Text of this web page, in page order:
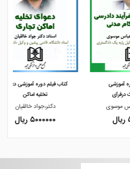
مشاهده و خرید
کتاب فیلم دوره آموزشی دعوای
تخلیه اماکن
دکتر،جواد خالقیان
۵۰۰۰۰۰۰ ریال